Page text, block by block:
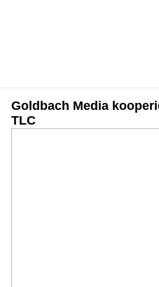
Goldbach Media
TLC